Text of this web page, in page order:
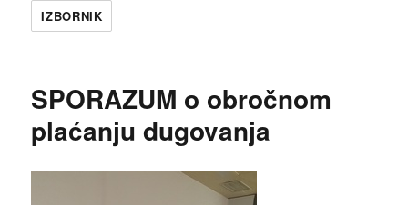
IZBORNIK
SPORAZUM o obročnom
plaćanju dugovanja